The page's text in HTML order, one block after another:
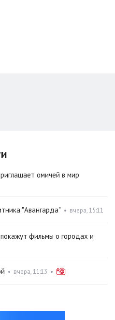
омичей в мир
"Авангарда" • вчера, 15:11
фильмы о городах и
• вчера, 11:13 •